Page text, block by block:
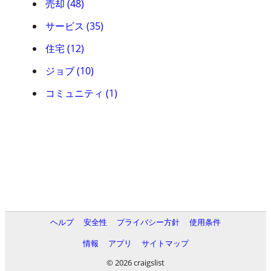
売却 (48)
サービス (35)
住宅 (12)
ジョブ (10)
コミュニティ (1)
ヘルプ 安全性 プライバシー方針
使用条件
情報
アプリ
サイトマップ
© 2026 craigslist